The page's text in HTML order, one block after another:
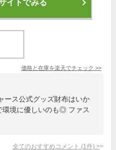
イトでみる
価格と在庫を楽天でチェック >>
ース公式グッズ財布はいか
環境に優しいのも◎ ファス
全てのおすすめコメント (1 件) >